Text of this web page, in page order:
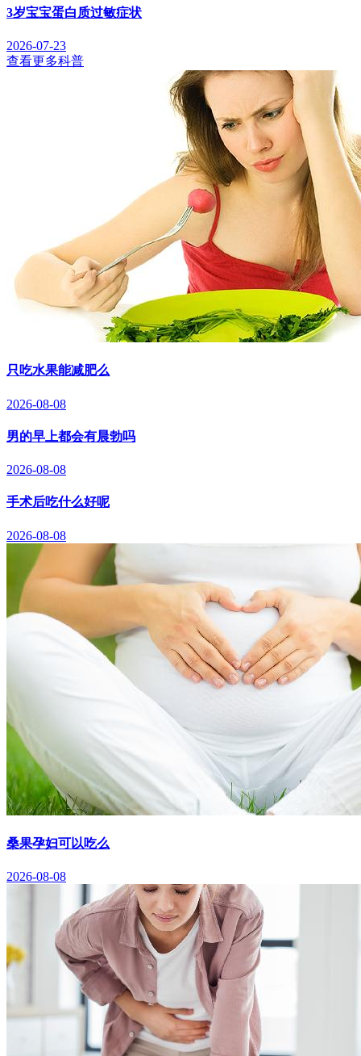
3岁宝宝蛋白质过敏症状
2026-07-23
查看更多科普
只吃水果能减肥么
2026-08-08
男的早上都会有晨勃吗
2026-08-08
手术后吃什么好呢
2026-08-08
桑果孕妇可以吃么
2026-08-08